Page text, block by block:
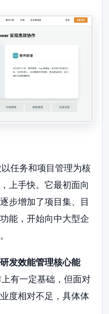
任务和项目管理为核
上手快。它最初面向
步增加了项目集、目
能，开始向中大型企
发效能管理核心能
有一定基础，但面对
度相对不足，具体体